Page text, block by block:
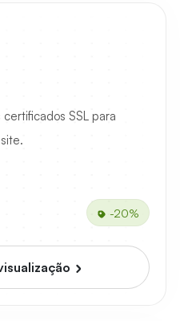
SSL para
-20%